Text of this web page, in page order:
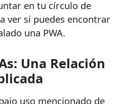
en tu círculo de
ver si puedes encontrar
una PWA.
Una Relación
uso mencionado de